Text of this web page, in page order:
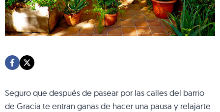
Seguro que después de pasear por las calles del barrio
de Gracia te entran ganas de hacer una pausa y relajarte